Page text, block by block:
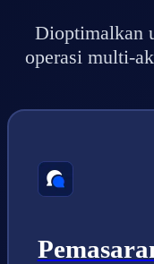
Dioptimalkan
operasi multi-